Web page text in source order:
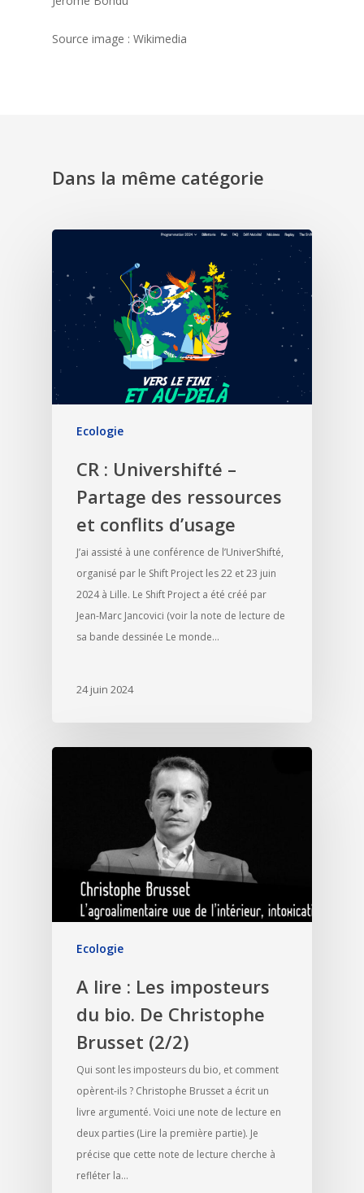
Source image : Wikimedia
Dans la même catégorie
Ecologie
CR : Univershifté –
Partage des ressources
et conflits d’usage
J’ai assisté à une conférence de l’UniverShifté,
organisé par le Shift Project les 22 et 23 juin
2024 à Lille. Le Shift Project a été créé par
Jean-Marc Jancovici (voir la note de lecture de
sa bande dessinée Le monde…
24 juin 2024
Ecologie
A lire : Les imposteurs
du bio. De Christophe
Brusset (2/2)
Qui sont les imposteurs du bio, et comment
opèrent-ils ? Christophe Brusset a écrit un
livre argumenté. Voici une note de lecture en
deux parties (Lire la première partie). Je
précise que cette note de lecture cherche à
refléter la…